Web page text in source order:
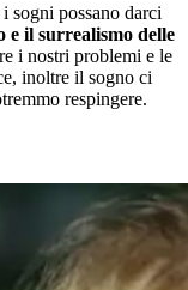
sogni possano darci
e il surrealismo delle
i nostri problemi e le
inoltre il sogno ci
respingere.